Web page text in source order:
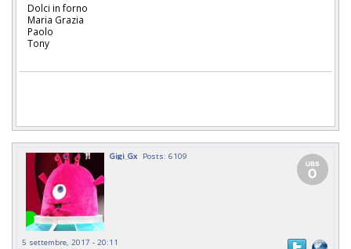
Dolci in forno
Maria Grazia
Paolo
Tony
Gigi_Gx Posts: 6109
5 settembre, 2017 - 20:11